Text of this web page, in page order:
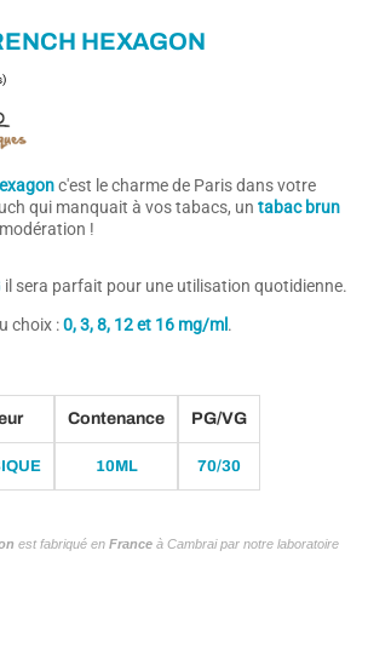
HEXAGON
c'est le charme de Paris dans votre
qui manquait à vos tabacs, un tabac brun
!
il sera parfait pour une utilisation quotidienne.
choix :0, 3, 8, 12 et 16 mg/ml .
Contenance
10ML
PG/VG
70/30
est fabriqué en France à Cambrai par notre laboratoire